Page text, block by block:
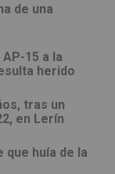
de una
15 a la
herido
tras un
en Lerín
huía de la